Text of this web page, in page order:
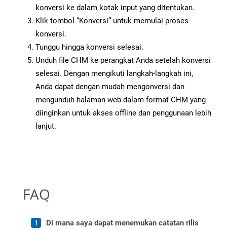
konversi ke dalam kotak input yang ditentukan.
Klik tombol “Konversi” untuk memulai proses
konversi.
Tunggu hingga konversi selesai.
Unduh file CHM ke perangkat Anda setelah konversi
selesai. Dengan mengikuti langkah-langkah ini,
Anda dapat dengan mudah mengonversi dan
mengunduh halaman web dalam format CHM yang
diinginkan untuk akses offline dan penggunaan lebih
lanjut.
FAQ
Di mana saya dapat menemukan catatan rilis